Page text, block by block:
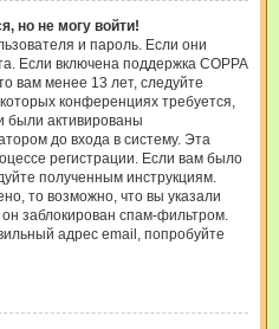
но не могу войти!
и пароль. Если они
Если включена поддержка COPPA
вам менее 13 лет, следуйте
конференциях требуется,
были активированы
до входа в систему. Эта
регистрации. Если вам было
полученным инструкциям.
то возможно, что вы указали
заблокирован спам-фильтром.
адрес email, попробуйте